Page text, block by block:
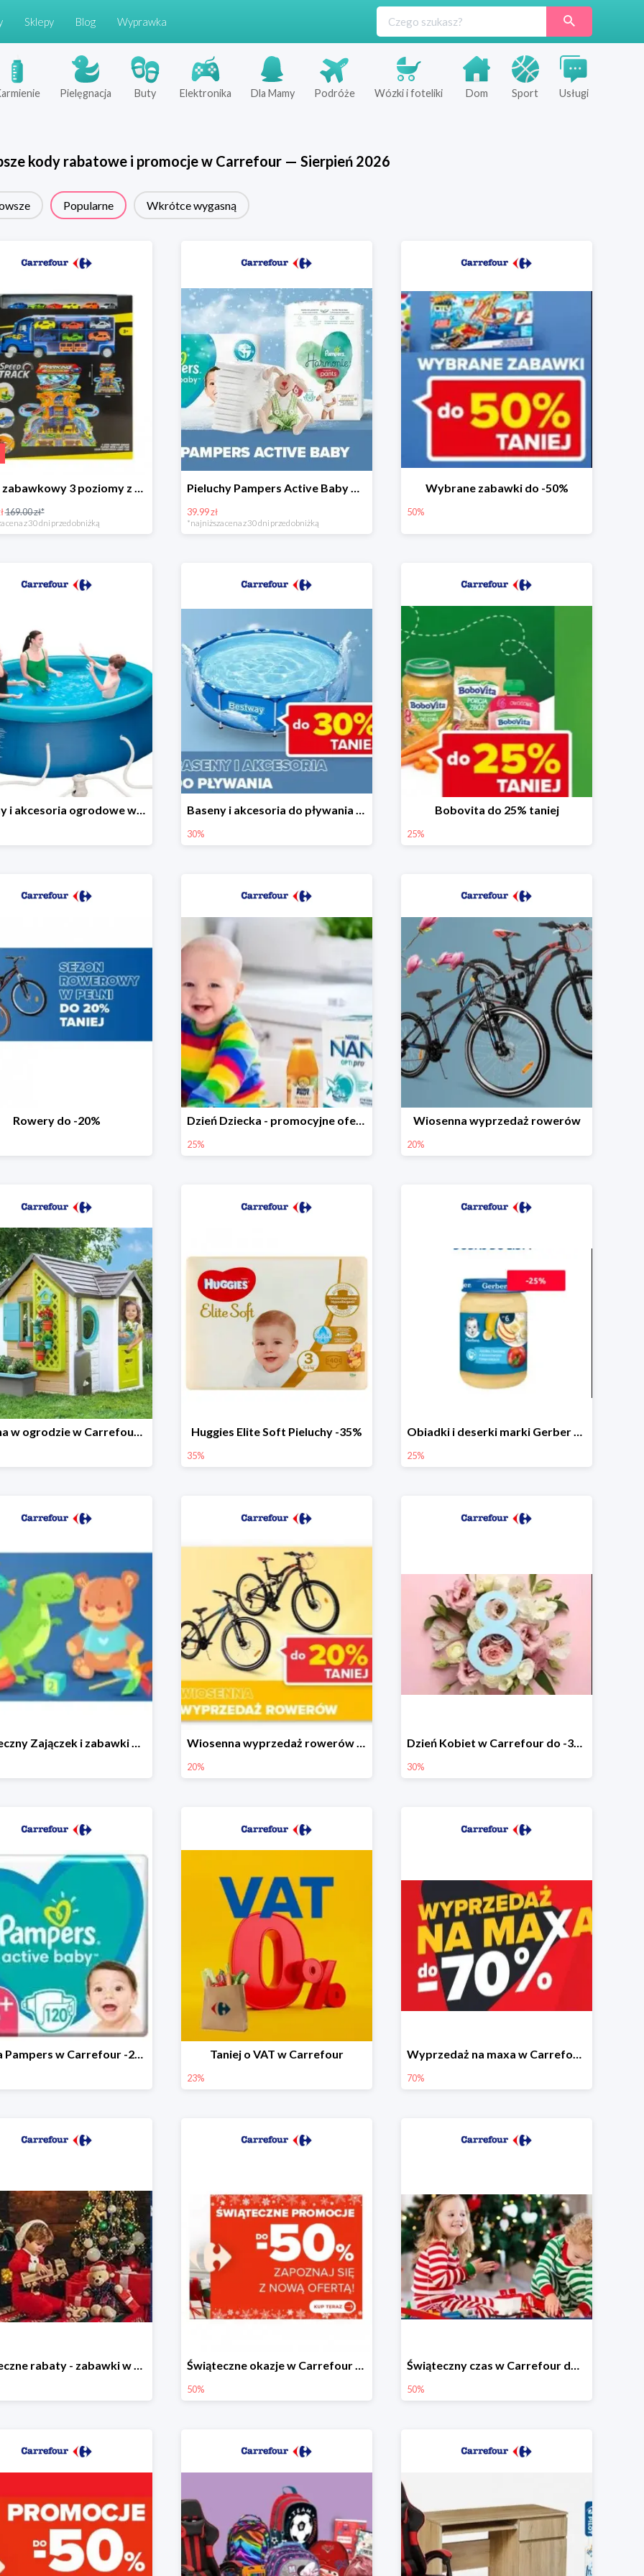
Sklepy Blog Wyprawka
Pielęgnacja Buty Elektronika Dla Mamy Podróże Wózki i foteliki Dom Sport Usługi
kody rabatowe i promocje w Carrefour— Sierpień 2026
Popularne Wkrótce wygasną
Garaż zabawkowy 3 poziomy z samochodzikami
169.00 zł*
cena z 30 dni przed obniżką
Pieluchy Pampers Active Baby od 39,99 zł
39.99 zł
*najniższa cena z 30 dni przed obniżką
Wybrane zabawki do -50%
50%
Baseny i akcesoria ogrodowe w Carrefour do -30% Baseny i akcesoria do pływania do -30%
30%
Bobovita do 25% taniej
25%
Rowery do -20% Dzień Dziecka - promocyjne oferty dla najmłodszych
25%
Wiosenna wyprzedaż rowerów
20%
Wiosna w ogrodzie w Carrefourze do -20% Huggies Elite Soft Pieluchy -35%
35%
Obiadki i deserki marki Gerber do -25%
25%
Świąteczny Zajączek i zabawki do -50% mniej Wiosenna wyprzedaż rowerów w Carrefour do -20%
20%
Dzień Kobiet w Carrefour do -30%
30%
Marka Pampers w Carrefour -25% Taniej o VAT w Carrefour
23%
Wyprzedaż na maxa w Carrefour do -70%
70%
Świąteczne rabaty - zabawki w Carrefour do -40% Świąteczne okazje w Carrefour do -50%
50%
Świąteczny czas w Carrefour do -50%
50%